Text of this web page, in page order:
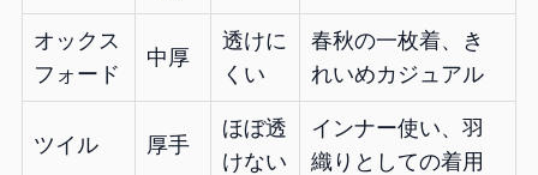
オックス
フォード
中厚
透けに
くい
春秋の一枚着、き
れいめカジュアル
ツイル 厚手
ほぼ透
けない
インナー使い、羽
織りとしての着用